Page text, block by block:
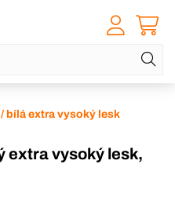
bílá extra vysoký lesk